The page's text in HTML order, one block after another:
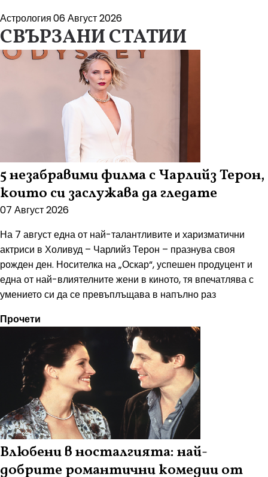
Астрология06 Август 2026
СВЪРЗАНИ СТАТИИ
5 незабравими филма с Чарлийз Терон,
които си заслужава да гледате
07 Август 2026
На 7 август една от най-талантливите и харизматични
актриси в Холивуд – Чарлийз Терон – празнува своя
рожден ден. Носителка на „Оскар“, успешен продуцент и
една от най-влиятелните жени в киното, тя впечатлява с
умението си да се превъплъщава в напълно раз
Прочети
Влюбени в носталгията: най-
добрите романтични комедии от